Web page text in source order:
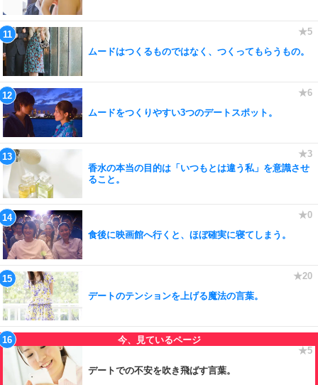
ムードはつくるものではなく、つくってもらうもの。
ムードをつくりやすい3つのデートスポット。
香水の本当の目的は「いつもとは違う私」を意識させ
ること。
食後に映画館へ行くと、ほぼ確実に寝てしまう。
デートのテンションを上げる魔法の言葉。
デートでの不安を吹き飛ばす言葉。